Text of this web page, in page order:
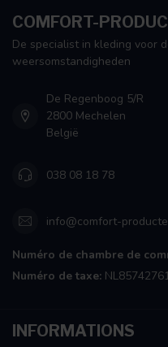
COMFORT-
De specialist in kleding voor
weersomstandigheden
De Regenboog 5/R
2800 Mechelen
België
038 08 18 78
info@comfort-
Numéro de chambre de
Numéro de taxe:
INFORMATIONS